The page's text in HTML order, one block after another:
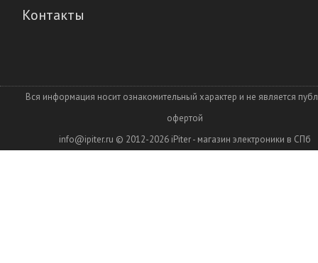
Контакты
Вся информация носит ознакомительный характер и не является
офертой
info@ipiter.ru © 2012-2026 iPiter - магазин электроники в СПб